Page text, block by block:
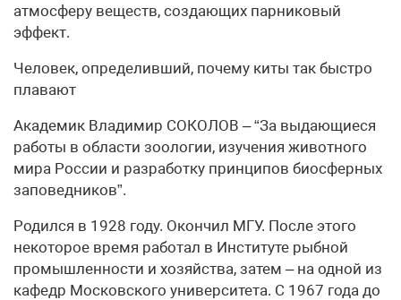
атмосферу веществ, создающих парниковый
эффект.
Человек, определивший, почему киты так быстро
плавают
Академик Владимир СОКОЛОВ – “За выдающиеся
работы в области зоологии, изучения животного
мира России и разработку принципов биосферных
заповедников”.
Родился в 1928 году. Окончил МГУ. После этого
некоторое время работал в Институте рыбной
промышленности и хозяйства, затем – на одной из
кафедр Московского университета. С 1967 года до